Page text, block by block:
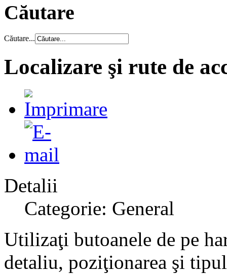
Căutare
Căutare...
Localizare şi rute de
Detalii
Categorie: General
Utilizaţi butoanele de pe
detaliu, poziţionarea şi